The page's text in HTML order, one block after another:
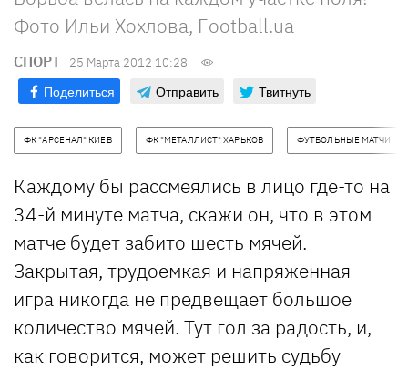
Фото Ильи Хохлова, Football.ua
СПОРТ 25 Марта 2012 10:28
Поделиться Отправить Твитнуть
ФК "АРСЕНАЛ" КИЕВ ФК "МЕТАЛЛИСТ" ХАРЬКОВ ФУТБОЛЬНЫЕ МАТЧИ
Каждому бы рассмеялись в лицо где-то на
34-й минуте матча, скажи он, что в этом
матче будет забито шесть мячей.
Закрытая, трудоемкая и напряженная
игра никогда не предвещает большое
количество мячей. Тут гол за радость, и,
как говорится, может решить судьбу